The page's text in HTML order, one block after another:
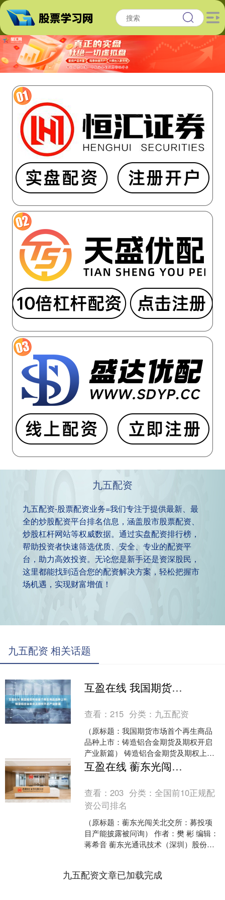
九五配资
九五配资-股票配资业务=我们专注于提供最新、最
全的炒股配资平台排名信息，涵盖股市股票配资、
炒股杠杆网站等权威数据。通过实盘配资排行榜，
帮助投资者快速筛选优质、安全、专业的配资平
台，助力高效投资。无论您是新手还是资深股民，
这里都能找到适合您的配资解决方案，轻松把握市
场机遇，实现财富增值！
九五配资 相关话题
互盈在线 我国期货市场首个再生商品品种上市：铸造铝合金期货及期权开启产业新篇
查看：215 分类： 九五配资
（原标题：我国期货市场首个再生商品
品种上市：铸造铝合金期货及期权开启
产业新篇） 铸造铝合金期货及期权上
市，立兴铝业成为首批交割企业 2025年6
月10日，上海期....
互盈在线 蘅东光闯关北交所：募投项目产能披露被问询
查看：203 分类：全国前10正规配
资公司排名
（原标题：蘅东光闯关北交所：募投项
目产能披露被问询） 作者：樊 彬 编辑：
蒋希音 蘅东光通讯技术（深圳）股份有
九五配资文章已加载完成